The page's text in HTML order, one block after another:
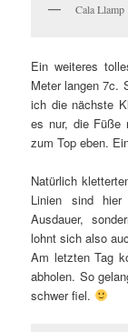
Cala Llamp
Ein weiteres
Meter langen 7c.
ich die nächste
es nur, die Füße
zum Top eben.
Natürlich
Linien sind
Ausdauer,
lohnt sich also
Am letzten Tag
abholen. So
schwer fiel.